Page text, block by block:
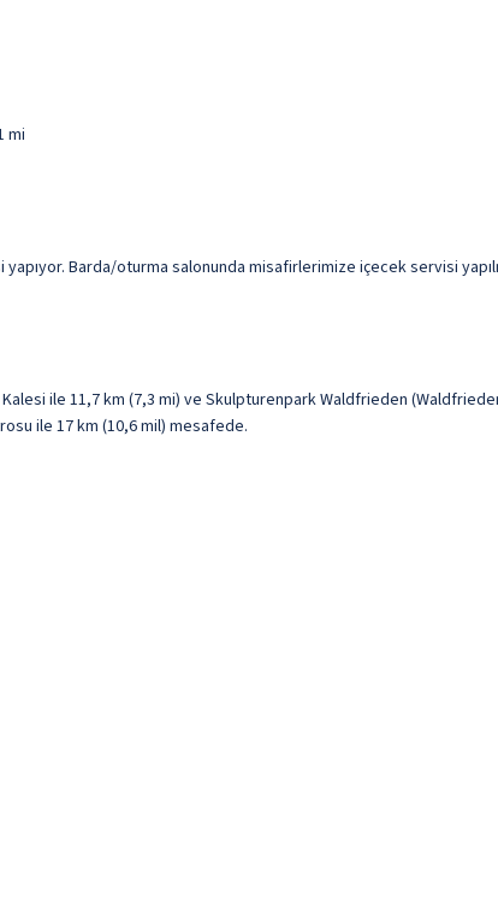
mi
Barda/oturma salonunda misafirlerimize içecek servisi
ile 11,7 km (7,3 mi) ve Skulpturenpark Waldfrieden
ile 17 km (10,6 mil) mesafede.